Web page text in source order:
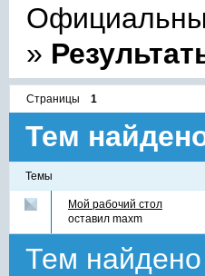
»
Страницы 1
Тем
Темы
Мой рабочий стол
оставил maxm
Тем